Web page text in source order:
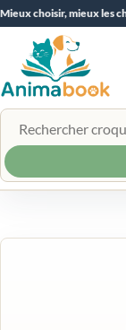
Mieux choisir, mieux les
Rechercher un